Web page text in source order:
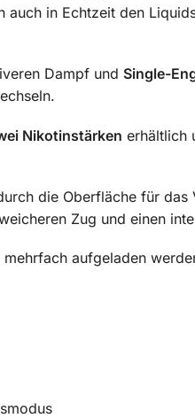
in Echtzeit den
Dampf und Single-
Nikotinstärken erhältlich
die Oberfläche für das
Zug und einen
mehrfach aufgeladen